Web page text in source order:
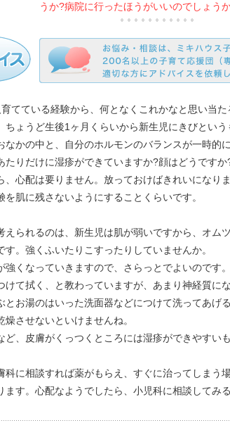
うか?病院に行ったほうがいいのでしょう
てている経験から、何となくこれかなと思い当
ちょうど生後1ヶ月くらいから新生児にきびという
なかの中と、自分のホルモンのバランスが一時的
たりだけに湿疹ができていますか?顔はどうですか
、心配は要りません。放っておけばきれいになり
を肌に残さないようにすることくらいです。
えられるのは、新生児は肌が弱いですから、オム
す。強くふいたりこすったりしていませんか。
強くなっていきますので、さらっとでよいのです
けて拭く、と教わっていますが、あまり神経質に
とお湯のはいった洗面器などにつけて洗ってあげ
燥させないといけませんね。
ど、皮膚がくっつくところには湿疹ができやすいも
科に相談すれば薬がもらえ、すぐに治ってしまう
ます。心配なようでしたら、小児科に相談してみ